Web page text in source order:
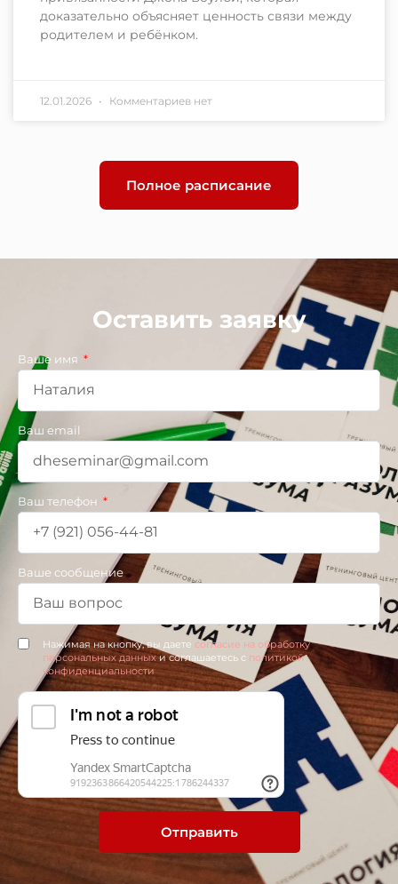
доказательно объясняет ценность связи между
родителем и ребёнком.
12.01.2026 Комментариев нет
Полное расписание
Оставить заявку
Ваше имя
Ваш email
Ваш телефон
Ваше сообщение
Нажимая на кнопку, вы даете согласие на обработку
персональных данныхи соглашаетесь c политикой
конфиденциальности
Отправить